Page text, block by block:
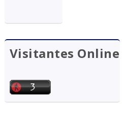
Visitantes Online